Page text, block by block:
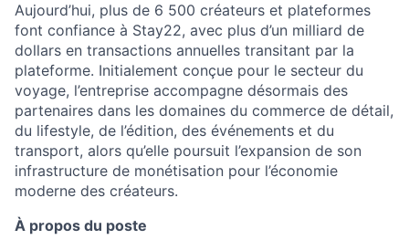
Aujourd’hui, plus de 6 500 créateurs et plateformes
font confiance à Stay22, avec plus d’un milliard de
dollars en transactions annuelles transitant par la
plateforme. Initialement conçue pour le secteur du
voyage, l’entreprise accompagne désormais des
partenaires dans les domaines du commerce de détail,
du lifestyle, de l’édition, des événements et du
transport, alors qu’elle poursuit l’expansion de son
infrastructure de monétisation pour l’économie
moderne des créateurs.
À propos du poste